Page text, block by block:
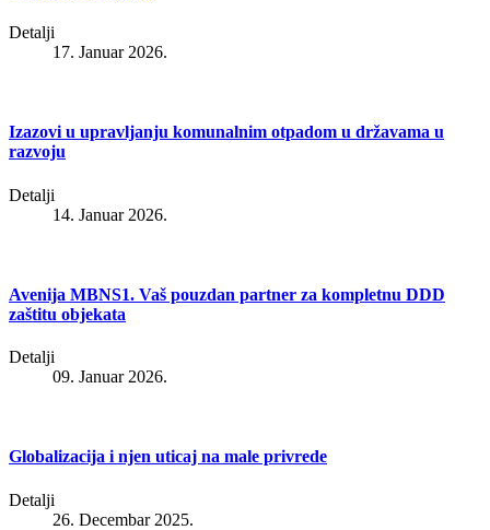
Detalji
17. Januar 2026.
Izazovi u upravljanju komunalnim otpadom u državama u
razvoju
Detalji
14. Januar 2026.
Avenija MBNS1. Vaš pouzdan partner za kompletnu DDD
zaštitu objekata
Detalji
09. Januar 2026.
Globalizacija i njen uticaj na male privrede
Detalji
26. Decembar 2025.